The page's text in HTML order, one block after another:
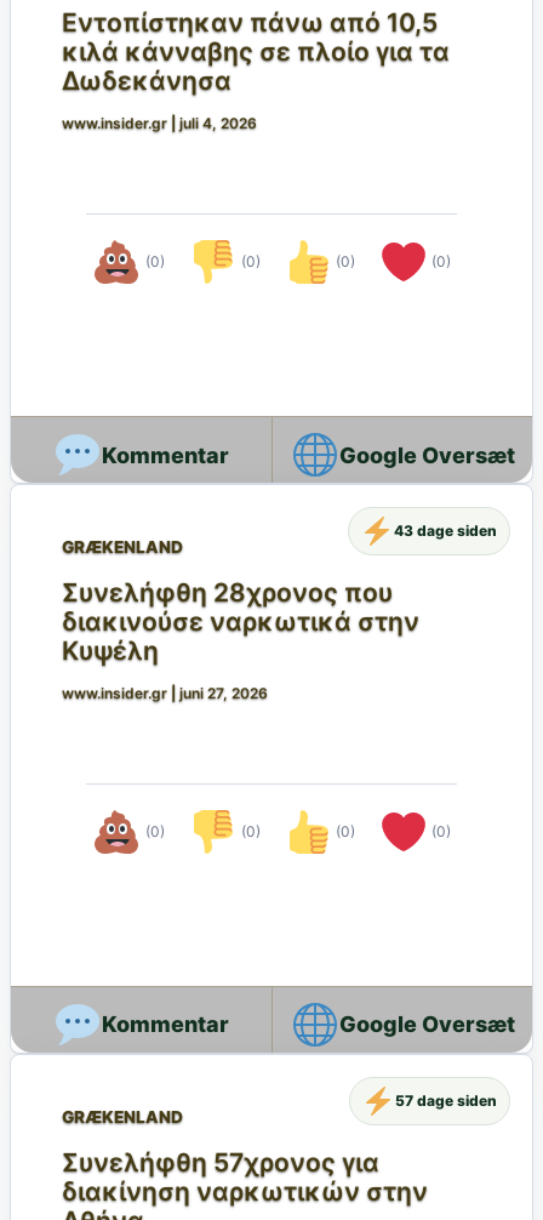
Εντοπίστηκαν πάνω από 10,5
κιλά κάνναβης σε πλοίο για τα
Δωδεκάνησα
www.insider.gr juli 4, 2026
(0) (0) (0) (0)
Google Oversæt
GRÆKENLAND
Συνελήφθη 28χρονος που
διακινούσε ναρκωτικά στην
Κυψέλη
www.insider.gr juni 27, 2026
(0) (0) (0) (0)
43 dage siden
Google Oversæt
GRÆKENLAND
Συνελήφθη 57χρονος για
διακίνηση ναρκωτικών στην
57 dage siden